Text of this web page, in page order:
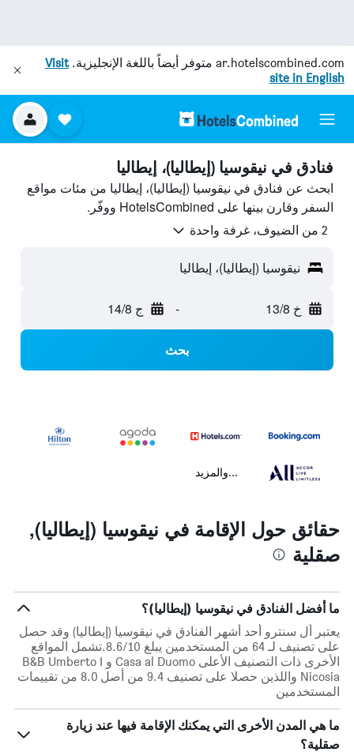
ar.hotelscombined.com متوفر أيضاً باللغة الإنجليزية.Visit
site in English
فنادق في نيقوسيا (إيطاليا)، إيطاليا
ابحث عن فنادق في نيقوسيا (إيطاليا)، إيطاليا من مئات مواقع
السفر وقارن بينها على HotelsCombined ووفّر.
2 من الضيوف، غرفة واحدة
نيقوسيا (إيطاليا)، إيطاليا
خ 13/8 - ج 14/8
بحث
...والمزيد
حقائق حول الإقامة في نيقوسيا (إيطاليا),
صقلية
ما أفضل الفنادق في نيقوسيا (إيطاليا)؟
يعتبر أل سنترو أحد أشهر الفنادق في نيقوسيا (إيطاليا) وقد حصل
على تصنيف لـ 64 من المستخدمين يبلغ 8.6/10.تشمل المواقع
الأخرى ذات التصنيف الأعلى Casa al Duomo و B&B Umberto I
Nicosia واللذين حصلا على تصنيف 9.4 من أصل 8.0 من تقييمات
المستخدمين
ما هي المدن الأخرى التي يمكنك الإقامة فيها عند زيارة
صقلية؟